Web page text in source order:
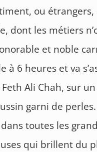
ou
dont les métiers
et noble
à 6 heures et va
Ali Chah, sur
garni de
toutes les
qui brillent du